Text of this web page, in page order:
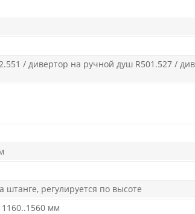
/ дивертор на ручной душ R501.527 /
штанге, регулируется по высоте
мм